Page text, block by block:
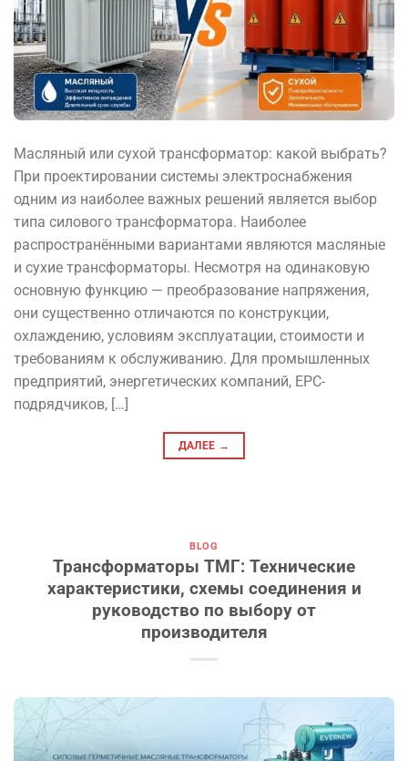
Масляный или сухой трансформатор: какой выбрать?
При проектировании системы электроснабжения
одним из наиболее важных решений является выбор
типа силового трансформатора. Наиболее
распространёнными вариантами являются масляные
и сухие трансформаторы. Несмотря на одинаковую
основную функцию — преобразование напряжения,
они существенно отличаются по конструкции,
охлаждению, условиям эксплуатации, стоимости и
требованиям к обслуживанию. Для промышленных
предприятий, энергетических компаний, EPC-
подрядчиков, […]
ДАЛЕЕ →
BLOG
Трансформаторы ТМГ: Технические
характеристики, схемы соединения и
руководство по выбору от
производителя